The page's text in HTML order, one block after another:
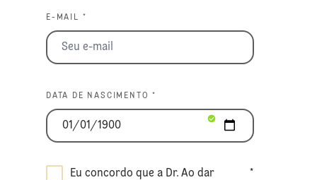
E-MAIL *
DATA DE NASCIMENTO *
Eu concordo que a Dr. Ao dar
*